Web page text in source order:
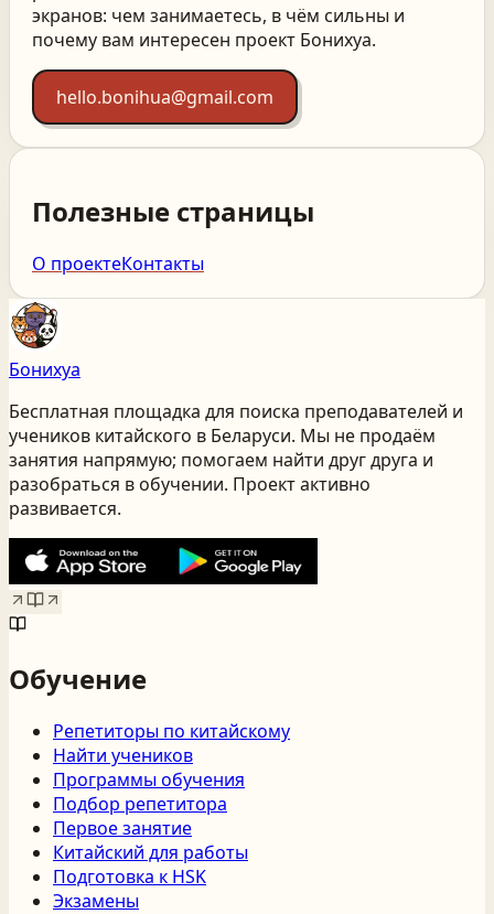
экранов: чем занимаетесь, в чём сильны и
почему вам интересен проект Бонихуа.
hello.bonihua@gmail.com
Полезные страницы
О проектеКонтакты
Бонихуа
Бесплатная площадка для поиска преподавателей и
учеников китайского в Беларуси. Мы не продаём
занятия напрямую; помогаем найти друг друга и
разобраться в обучении. Проект активно
развивается.
Обучение
Репетиторы по китайскому
Найти учеников
Программы обучения
Подбор репетитора
Первое занятие
Китайский для работы
Подготовка к HSK
Экзамены